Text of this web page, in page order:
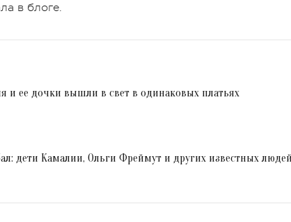
в блоге.
и ее дочки вышли в свет в одинаковых платьях
дети Камалии, Ольги Фреймут и других известных людей